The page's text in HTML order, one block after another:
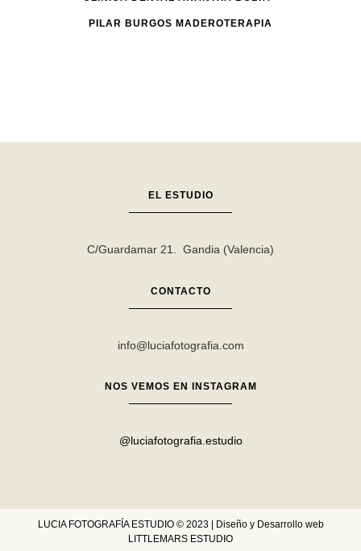
PILAR BURGOS MADEROTERAPIA
EL ESTUDIO
C/Guardamar 21. Gandia (Valencia)
CONTACTO
info@luciafotografia.com
NOS VEMOS EN INSTAGRAM
@luciafotografia.estudio
LUCIA FOTOGRAFÍA ESTUDIO © 2023 | Diseño y Desarrollo web
LITTLEMARS ESTUDIO